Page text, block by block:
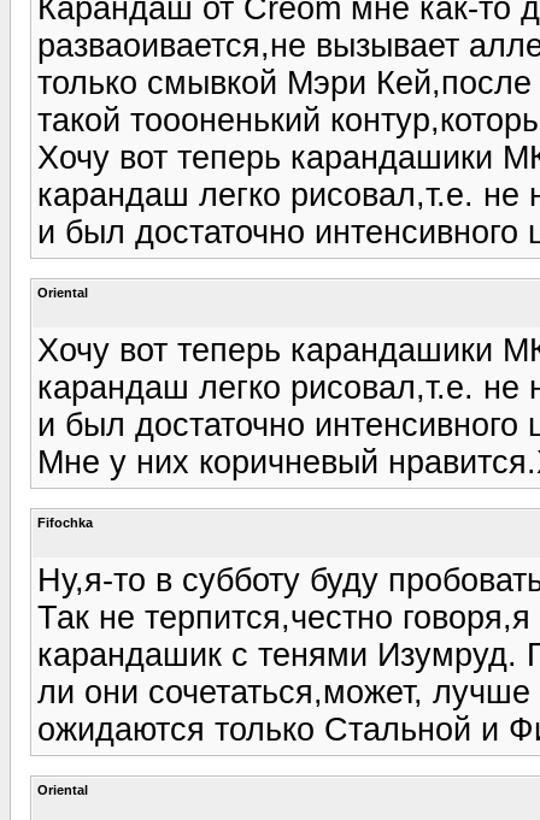
Карандаш от Creom мне как-то
разваоивается,не вызывает
только смывкой Мэри Кей,после
такой тоооненький
Хочу вот теперь карандашики
карандаш легко рисовал,т.е. не
и был достаточно
Oriental
Хочу вот теперь карандашики
карандаш легко рисовал,т.е. не
и был достаточно
Мне у них коричневый
Fifochka
Ну,я-то в субботу буду
Так не терпится,честно
карандашик с тенями Изумруд.
ли они сочетаться,может,
ожидаются только Стальной и
Oriental